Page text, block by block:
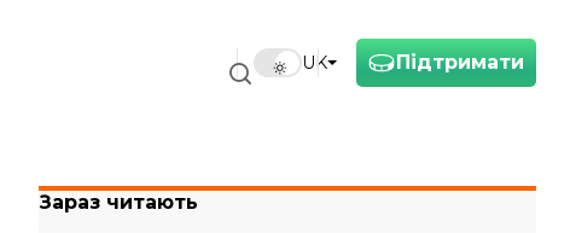
Підтримати
UK
Зараз читають